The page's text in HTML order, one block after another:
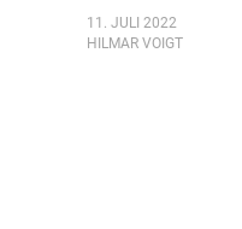
11. JULI 2022
HILMAR VOIGT